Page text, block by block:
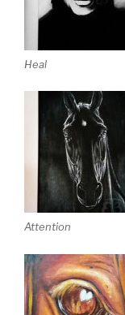
Heal
Attention